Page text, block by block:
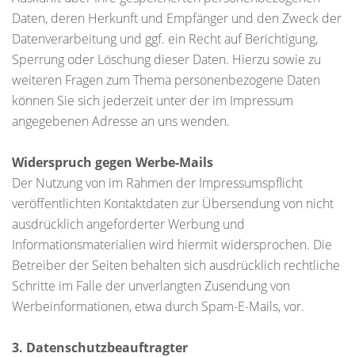
Daten, deren Herkunft und Empfänger und den Zweck der
Datenverarbeitung und ggf. ein Recht auf Berichtigung,
Sperrung oder Löschung dieser Daten. Hierzu sowie zu
weiteren Fragen zum Thema personenbezogene Daten
können Sie sich jederzeit unter der im Impressum
angegebenen Adresse an uns wenden.
Widerspruch gegen Werbe-Mails
Der Nutzung von im Rahmen der Impressumspflicht
veröffentlichten Kontaktdaten zur Übersendung von nicht
ausdrücklich angeforderter Werbung und
Informationsmaterialien wird hiermit widersprochen. Die
Betreiber der Seiten behalten sich ausdrücklich rechtliche
Schritte im Falle der unverlangten Zusendung von
Werbeinformationen, etwa durch Spam-E-Mails, vor.
3. Datenschutzbeauftragter